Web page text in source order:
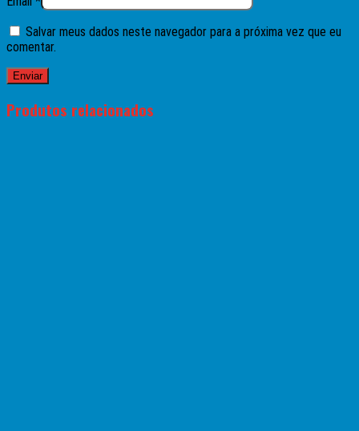
Salvar meus dados neste navegador para a próxima vez que eu
comentar.
Produtos relacionados